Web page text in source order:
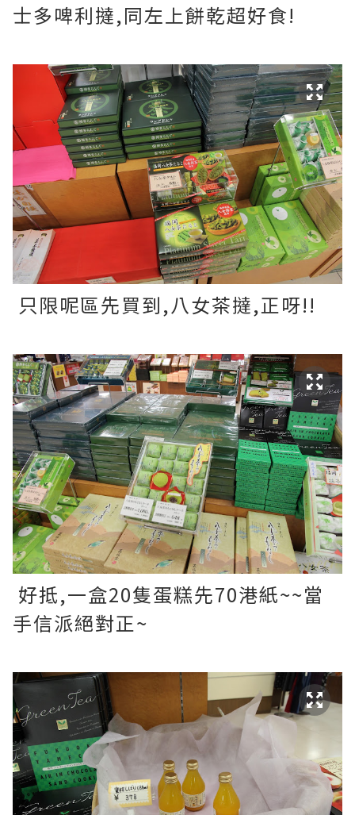
士多啤利撻,同左上餅乾超好食!
只限呢區先買到,八女茶撻,正呀!!
好抵,一盒20隻蛋糕先70港紙~~當
手信派絕對正~